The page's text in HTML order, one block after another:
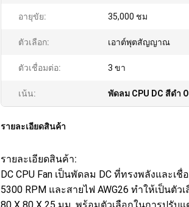
อายุขัย: 35,000 ชม
ตัวเลือก: เอาต์พุตสัญญาณ
ตัวเชื่อมต่อ: 3 ขา
เน้น: พัดลม CPU DC สีดำ
รายละเอียดสินค้า
รายละเอียดสินค้า:
DC CPU Fan เป็นพัดลม DC ที่ทรงพลังและ
5300 RPM และสายไฟ AWG26 ทำให้เป็น